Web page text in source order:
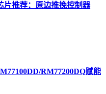
片推荐：原边推挽控制器
RM77200DQ赋能